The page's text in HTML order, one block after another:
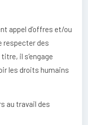
appel d’offres et/ou
respecter des
il s’engage
les droits humains
au travail des